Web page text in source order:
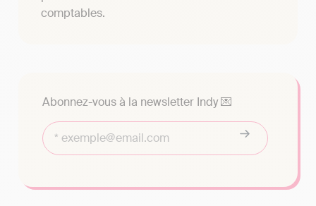
comptables.
Abonnez-vous à la newsletter Indy 💌